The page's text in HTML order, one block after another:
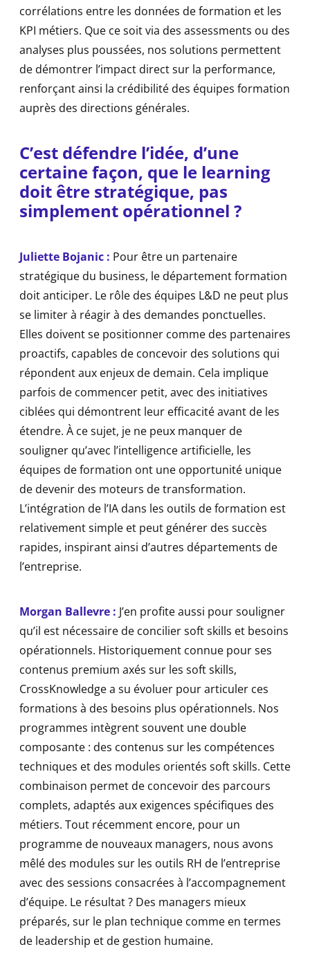
corrélations entre les données de formation et les
KPI métiers. Que ce soit via des assessments ou des
analyses plus poussées, nos solutions permettent
de démontrer l’impact direct sur la performance,
renforçant ainsi la crédibilité des équipes formation
auprès des directions générales.
C’est défendre l’idée, d’une
certaine façon, que le learning
doit être stratégique, pas
simplement opérationnel ?
Juliette Bojanic : Pour être un partenaire
stratégique du business, le département formation
doit anticiper. Le rôle des équipes L&D ne peut plus
se limiter à réagir à des demandes ponctuelles.
Elles doivent se positionner comme des partenaires
proactifs, capables de concevoir des solutions qui
répondent aux enjeux de demain. Cela implique
parfois de commencer petit, avec des initiatives
ciblées qui démontrent leur efficacité avant de les
étendre. À ce sujet, je ne peux manquer de
souligner qu’avec l’intelligence artificielle, les
équipes de formation ont une opportunité unique
de devenir des moteurs de transformation.
L’intégration de l’IA dans les outils de formation est
relativement simple et peut générer des succès
rapides, inspirant ainsi d’autres départements de
l’entreprise.
Morgan Ballevre : J’en profite aussi pour souligner
qu’il est nécessaire de concilier soft skills et besoins
opérationnels. Historiquement connue pour ses
contenus premium axés sur les soft skills,
CrossKnowledge a su évoluer pour articuler ces
formations à des besoins plus opérationnels. Nos
programmes intègrent souvent une double
composante : des contenus sur les compétences
techniques et des modules orientés soft skills. Cette
combinaison permet de concevoir des parcours
complets, adaptés aux exigences spécifiques des
métiers. Tout récemment encore, pour un
programme de nouveaux managers, nous avons
mêlé des modules sur les outils RH de l’entreprise
avec des sessions consacrées à l’accompagnement
d’équipe. Le résultat ? Des managers mieux
préparés, sur le plan technique comme en termes
de leadership et de gestion humaine.